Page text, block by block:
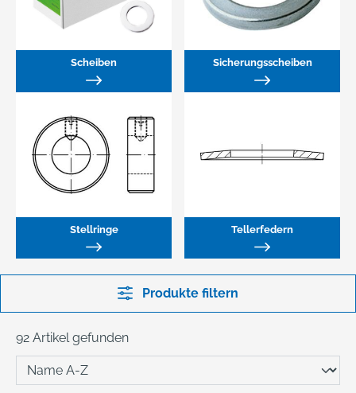
Scheiben Sicherungsscheiben
Stellringe Tellerfedern
Produkte filtern
92 Artikel gefunden